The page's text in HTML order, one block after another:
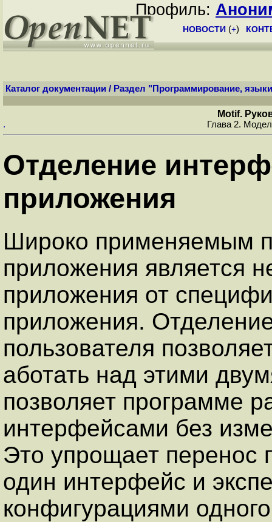
Профиль:
НОВОСТИ (+)
Каталог документации / Раздел "Программирование,
Motif.
. Глава 2.
Отделение
приложения
Широко применяемым
приложения является
приложения от
приложения.
пользователя
аботать над этими
позволяет программе
интерфейсами без
Это упрощает перенос
один интерфейс и
конфигурациями